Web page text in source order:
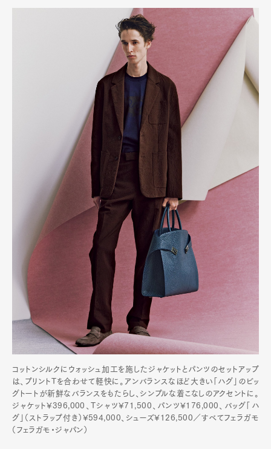
Art&Design Watch
Fashion
Gourmet
Product CultureLifestyle
Pen Membership
Magazine
Official Columnist
About
Contact
Pen Meet
Pen international Pen tw
コットンシルクにウォッシュ加工を施したジャケットとパンツのセットアップ
は、プリントTを合わせて軽快に。アンバランスなほど大きい「ハグ」のビッ
グトートが新鮮なバランスをもたらし、シンプルな着こなしのアクセントに。
ジャケット¥396,000、Tシャツ¥71,500、パンツ¥176,000、バッグ「ハ
グ」（ストラップ付き）¥594,000、シューズ¥126,500／すべてフェラガモ
（フェラガモ・ジャパン）